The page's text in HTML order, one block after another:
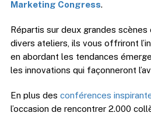
Marketing Congress.
Répartis sur deux grandes
divers ateliers, ils vous offriront
en abordant les tendances
les innovations qui façonneront
En plus des conférences
l’occasion de rencontrer 2.000